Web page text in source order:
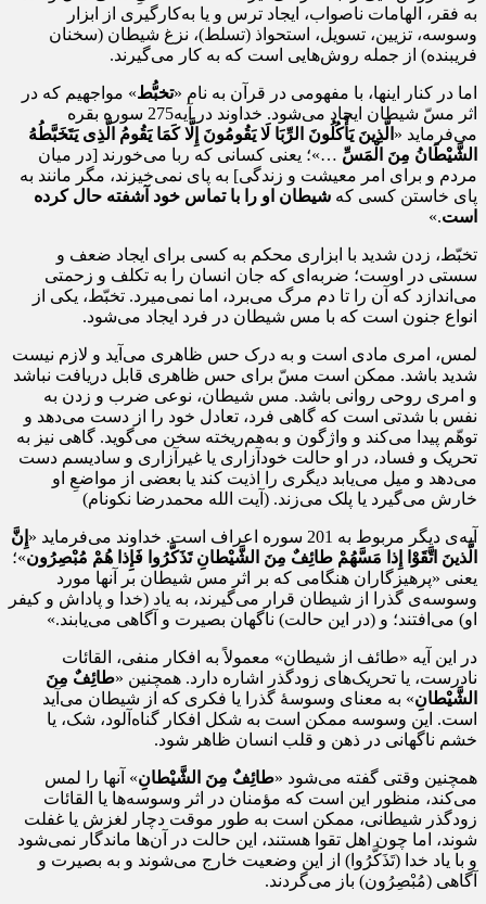
به فقر، الهامات ناصواب، ایجاد ترس و یا به‌کارگیری از ابزار
وسوسه، تزیین،‌ تسویل، استحواذ (تسلط)، نزغ شیطان (سخنان
فریبنده) از جمله روش‌هایی است که به کار می‌گیرند.
اما در کنار اینها، با مفهومی در قرآن به نام «تخبُّط» مواجهیم که در
اثر مسّ شیطان ایجاد می‌شود. خداوند در آیه275 سوره بقره
می‌فرماید « الَّذِینَ یَأْكُلُونَ الرِّبَا لَا یَقُومُونَ إِلَّا كَمَا یَقُومُ الَّذِی یَتَخَبَّطُهُ
الشَّیْطَانُ مِنَ الْمَسِّ …»؛ یعنی کسانی که ربا می‌خورند [در میان
مردم و برای امر معیشت و زندگی] به پای نمی‌خیزند، مگر مانند به
پای خاستن کسی که شیطان او را با تماس خود آشفته حال کرده
است.»
تخبّط، زدن شدید با ابزاری محکم به کسی برای ایجاد ضعف و
سستی در اوست؛ ضربه‌ای که جان انسان را به تکلف و زحمتی
می‌اندازد که آن را تا دم مرگ می‌برد، اما نمی‌میرد. تخبّط، یکی از
انواع جنون است که با مس شیطان در فرد ایجاد می‌شود.
لمس، امری مادی است و به درک حس ظاهری می‌آید و لازم نیست
شدید باشد. ممکن است مسّ برای حس ظاهری قابل دریافت نباشد
و امری روحی روانی باشد. مس شیطان، نوعی ضرب و زدن به
نفس با شدتی است که گاهی فرد، تعادل خود را از دست می‌دهد و
توهّم پیدا می‌کند و واژگون و به‌هم‌ریخته سخن می‌گوید. گاهی نیز به
تحریک و فساد، در او حالت خودآزاری یا غیرآزاری و سادیسم دست
می‌دهد و میل می‌یابد دیگری را اذیت کند یا بعضی از مواضعِ او
خارش می‌گیرد یا پلک می‌زند. (آیت الله محمدرضا نکونام)
آیه‌ی دیگر مربوط به 201 سوره اعراف است. خداوند می‌فرماید «
إِنَّ
الَّذینَ اتَّقَوْا إِذا مَسَّهُمْ طائِفٌ مِنَ الشَّیْطانِ تَذَكَّرُوا فَإِذا هُمْ مُبْصِرُون‏»؛
یعنی «پرهیزگاران هنگامی که بر اثر مس شیطان بر آنها مورد
وسوسه‌ی گذرا از شیطان قرار می‌گیرند، به یاد (خدا و پاداش و کیفر
او) می‌افتند؛ و (در این حالت) ناگهان بصیرت و آگاهی می‌یابند.»
در این آیه «طائف از شیطان» معمولاً به افکار منفی، القائات
نادرست، یا تحریک‌های زودگذر اشاره دارد. همچنین «طائِفٌ مِنَ
الشَّیْطانِ» به معنای وسوسهٔ گذرا یا فکری که از شیطان می‌آید
است. این وسوسه ممکن است به شکل افکار گناه‌آلود، شک، یا
خشم ناگهانی در ذهن و قلب انسان ظاهر شود.
همچنین وقتی گفته می‌شود «طائِفٌ مِنَ الشَّیْطانِ» آنها را لمس
می‌کند، منظور این است که مؤمنان در اثر وسوسه‌ها یا القائات
زودگذر شیطانی، ممکن است به طور موقت دچار لغزش یا غفلت
شوند، اما چون اهل تقوا هستند، این حالت در آن‌ها ماندگار نمی‌شود
و با یاد خدا (تَذَكَّرُوا) از این وضعیت خارج می‌شوند و به بصیرت و
آگاهی (مُبْصِرُون) باز می‌گردند.